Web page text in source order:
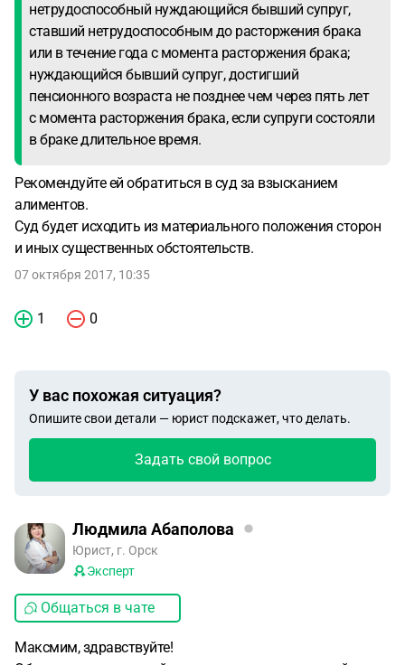
нетрудоспособный нуждающийся бывший супруг,
ставший нетрудоспособным до расторжения брака
или в течение года с момента расторжения брака;
нуждающийся бывший супруг, достигший
пенсионного возраста не позднее чем через пять лет
с момента расторжения брака, если супруги состояли
в браке длительное время.
Рекомендуйте ей обратиться в суд за взысканием
алиментов.
Суд будет исходить из материального положения сторон
и иных существенных обстоятельств.
07 октября 2017, 10:35
1 0
У вас похожая ситуация?
Опишите свои детали — юрист подскажет, что делать.
Задать свой вопрос
Людмила Абаполова
Юрист, г. Орск
Эксперт
Общаться в чате
Максмим, здравствуйте!